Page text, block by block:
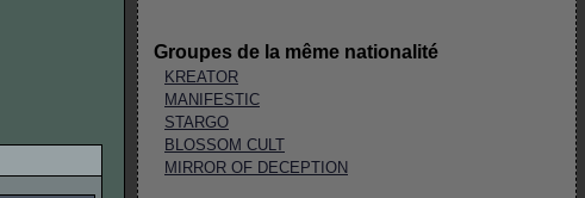
Groupes de la même nationalité
KREATOR
MANIFESTIC
STARGO
BLOSSOM CULT
MIRROR OF DECEPTION